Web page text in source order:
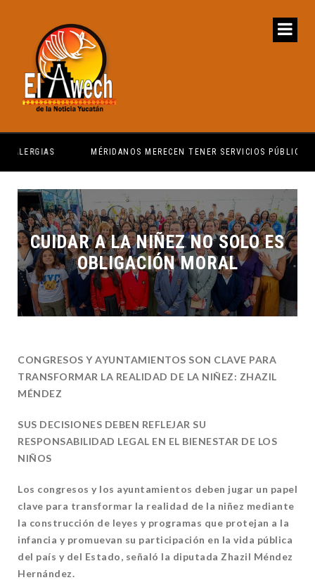
MÉRIDANOS MERECEN TENER SERVICIOS PÚBLICOS
CUIDAR A LA NIÑEZ NO SOLO ES
OBLIGACIÓN MORAL
CONGRESOS Y AYUNTAMIENTOS SON CLAVE PARA
TRANSFORMAR LA REALIDAD DE LA NIÑEZ: ZHAZIL
MÉNDEZ
SUS DECISIONES DEBEN REFLEJAR SU
RESPONSABILIDAD LEGAL EN EL BIENESTAR DE LOS
NIÑOS
Los congresos y los ayuntamientos deben jugar un papel
clave para transformar la realidad de la niñez mediante
la construcción de leyes y programas que protejan a la
infancia y promuevan su participación en la vida pública
del país y del Estado, señaló la diputada Zhazil Méndez
Hernández.